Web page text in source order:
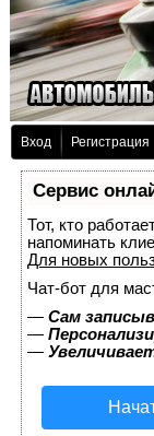
Вход Регистрация
Сервис
Тот, кто
напоминать
Для новых
Чат-бот для
— Сам
—
—